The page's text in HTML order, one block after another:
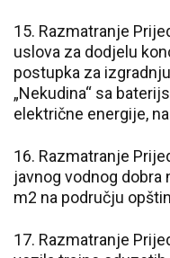
15. Razmatranje
uslova za dodjelu
postupka za
„Nekudina“ sa
električne energije,
16. Razmatranje
javnog vodnog
m2 na području
17. Razmatranje